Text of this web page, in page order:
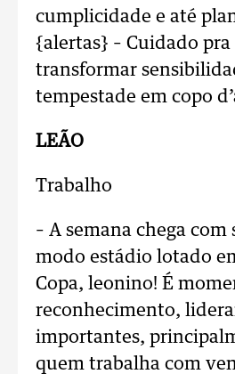
cumplicidade e até
{alertas} – Cuidado pra
transformar
tempestade em copo
LEÃO
Trabalho
– A semana chega
modo estádio lotado
Copa, leonino! É
reconhecimento,
importantes,
quem trabalha com